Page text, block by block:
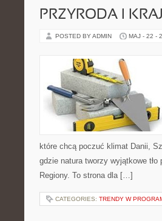
PRZYRODA I
POSTED BY ADMIN MAJ - 22 -
które chcą poczuć klimat Danii,
gdzie natura tworzy wyjątkowe
Regiony. To strona dla […]
CATEGORIES: TRENDY W